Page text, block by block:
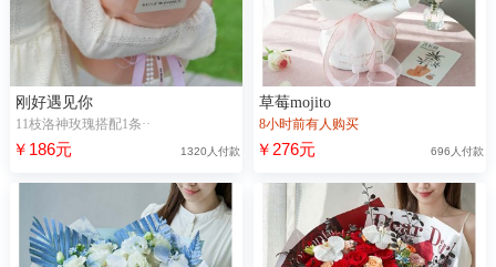
刚好遇见你
11枝洛神玫瑰搭配1条··
￥186元 1320人付款
草莓mojito
8小时前有人购买
￥276元 696人付款